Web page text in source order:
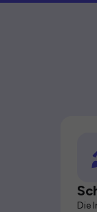
Die